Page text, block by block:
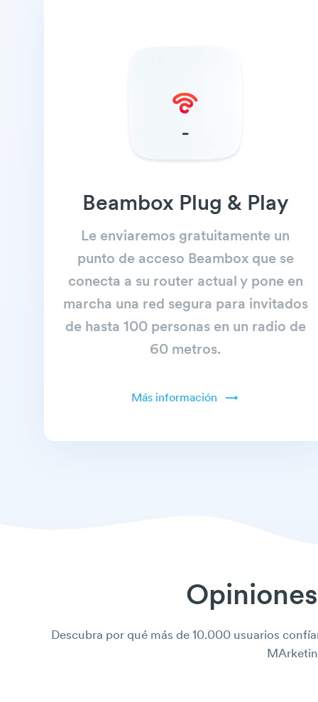
Beambox Plug & Play
Le enviaremos gratuitamente un
punto de acceso Beambox que se
conecta a su router actual y pone en
marcha una red segura para invitados
de hasta 100 personas en un radio de
60 metros.
Más información
Descubra por qué más de 10.000 usuarios